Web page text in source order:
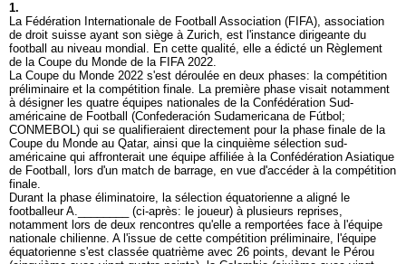
1.
La Fédération Internationale de Football Association (FIFA), association
de droit suisse ayant son siège à Zurich, est l'instance dirigeante du
football au niveau mondial. En cette qualité, elle a édicté un Règlement
de la Coupe du Monde de la FIFA 2022.
La Coupe du Monde 2022 s'est déroulée en deux phases: la compétition
préliminaire et la compétition finale. La première phase visait notamment
à désigner les quatre équipes nationales de la Confédération Sud-
américaine de Football (Confederación Sudamericana de Fútbol;
CONMEBOL) qui se qualifieraient directement pour la phase finale de la
Coupe du Monde au Qatar, ainsi que la cinquième sélection sud-
américaine qui affronterait une équipe affiliée à la Confédération Asiatique
de Football, lors d'un match de barrage, en vue d'accéder à la compétition
finale.
Durant la phase éliminatoire, la sélection équatorienne a aligné le
footballeur A.________ (ci-après: le joueur) à plusieurs reprises,
notamment lors de deux rencontres qu'elle a remportées face à l'équipe
nationale chilienne. A l'issue de cette compétition préliminaire, l'équipe
équatorienne s'est classée quatrième avec 26 points, devant le Pérou